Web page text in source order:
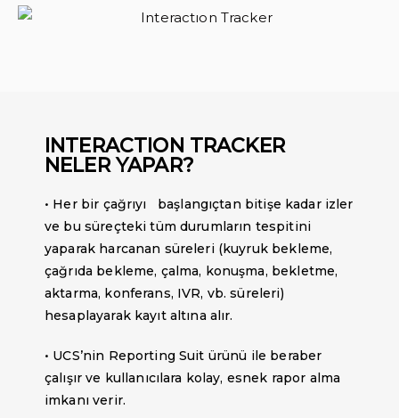
INTERACTION TRACKER
NELER YAPAR?
• Her bir çağrıyı başlangıçtan bitişe kadar izler
ve bu süreçteki tüm durumların tespitini
yaparak harcanan süreleri (kuyruk bekleme,
çağrıda bekleme, çalma, konuşma, bekletme,
aktarma, konferans, IVR, vb. süreleri)
hesaplayarak kayıt altına alır.
• UCS’nin Reporting Suit ürünü ile beraber
çalışır ve kullanıcılara kolay, esnek rapor alma
imkanı verir.